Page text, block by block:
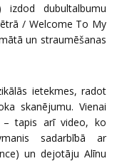
izdod dubultalbumu
/ Welcome To My
un straumēšanas
ietekmes, radot
skanējumu. Vienai
– tapis arī video, ko
sadarbībā ar
un dejotāju Alīnu